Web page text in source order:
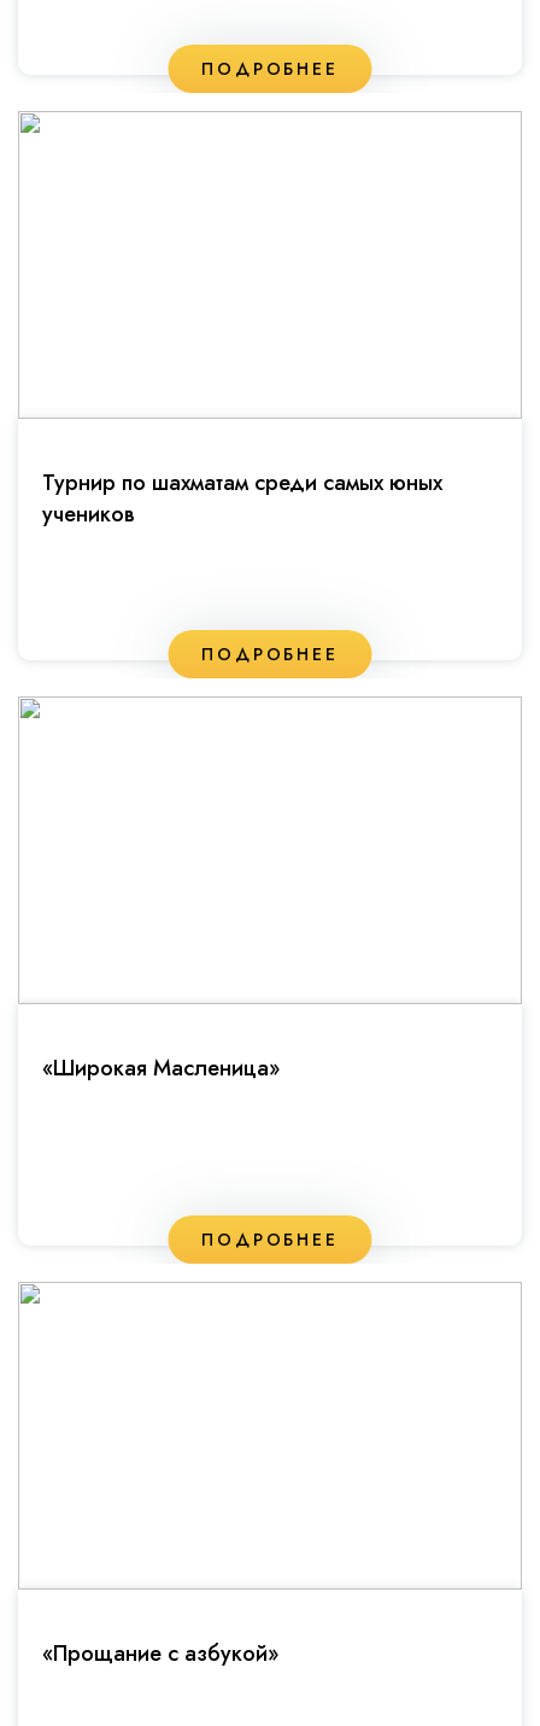
ПОДРОБНЕЕ
Турнир по шахматам среди самых юных
учеников
ПОДРОБНЕЕ
«Широкая Масленица»
ПОДРОБНЕЕ
«Прощание с азбукой»